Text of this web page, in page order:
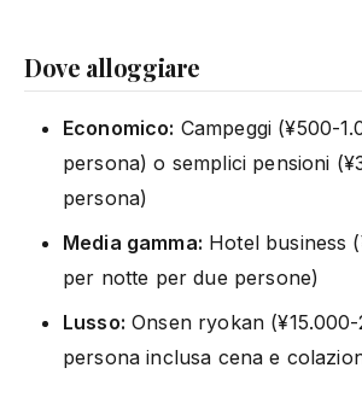
Dove alloggiare
Economico: Campeggi (¥500-
persona) o semplici pensioni
persona)
Media gamma: Hotel business
per notte per due persone)
Lusso: Onsen ryokan
persona inclusa cena e